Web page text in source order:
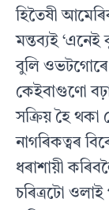
হিতৈষী
মন্তব‍্যই ‘এনেই
বুলি ওভটগোৰে
কেইবাগুণো
সক্ৰিয় হৈ থকা
নাগৰিকত্বৰ
ধৰাশায়ী
চৰিত্ৰটো